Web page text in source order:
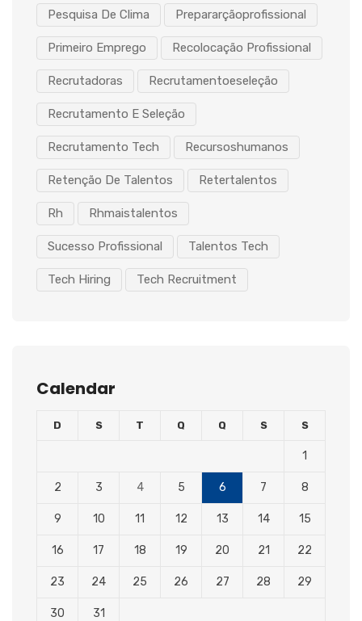
Pesquisa De Clima Prepararçãoprofissional
Primeiro Emprego Recolocação Profissional
Recrutadoras Recrutamentoeseleção
Recrutamento E Seleção
Recrutamento Tech Recursoshumanos
Retenção De Talentos Retertalentos
Rh Rhmaistalentos
Sucesso Profissional Talentos Tech
Tech Hiring Tech Recruitment
Calendar
D S T Q Q S S
1
2 3 4 5 6 7 8
9 10 11 12 13 14 15
16 17 18 19 20 21 22
23 24 25 26 27 28 29
30 31